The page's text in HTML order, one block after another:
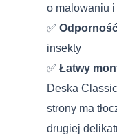
o malowaniu
✅
insekty
✅ Łatwy
Deska
strony ma
drugiej